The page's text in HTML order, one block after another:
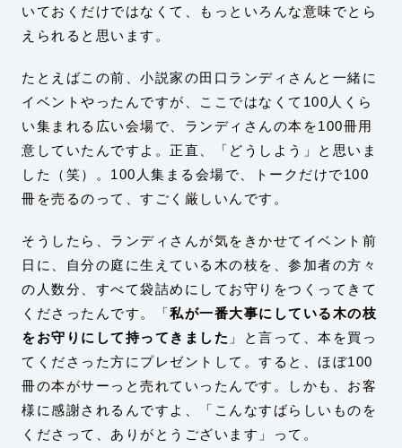
いておくだけではなくて、もっといろんな意味でとら
えられると思います。
たとえばこの前、小説家の田口ランディさんと一緒に
イベントやったんですが、ここではなくて100人くら
い集まれる広い会場で、ランディさんの本を100冊用
意していたんですよ。正直、「どうしよう」と思いま
した（笑）。100人集まる会場で、トークだけで100
冊を売るのって、すごく厳しいんです。
そうしたら、ランディさんが気をきかせてイベント前
日に、自分の庭に生えている木の枝を、参加者の方々
の人数分、すべて袋詰めにしてお守りをつくってきて
くださったんです。「私が一番大事にしている木の枝
をお守りにして持ってきました 」と言って、本を買っ
てくださった方にプレゼントして。すると、ほぼ100
冊の本がサーっと売れていったんです。しかも、お客
様に感謝されるんですよ、「こんなすばらしいものを
くださって、ありがとうございます」って。